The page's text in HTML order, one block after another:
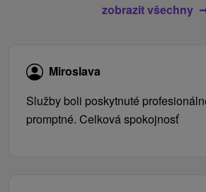
zobrazit všechny
Miroslava
Služby boli poskytnuté
promptné. Celková spokojnosť